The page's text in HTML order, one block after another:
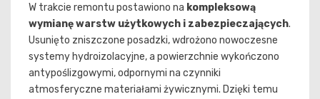
W trakcie remontu postawiono na kompleksową
wymianę warstw użytkowych i zabezpieczających.
Usunięto zniszczone posadzki, wdrożono nowoczesne
systemy hydroizolacyjne, a powierzchnie wykończono
antypoślizgowymi, odpornymi na czynniki
atmosferyczne materiałami żywicznymi. Dzięki temu